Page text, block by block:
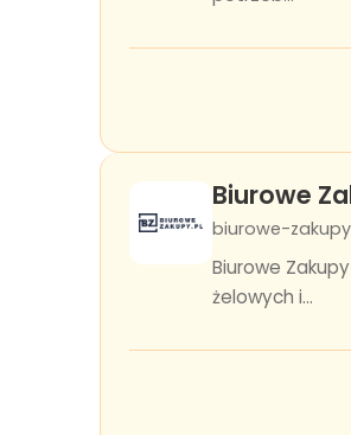
Biurowe
biurowe-
Biurowe
żelowych i...